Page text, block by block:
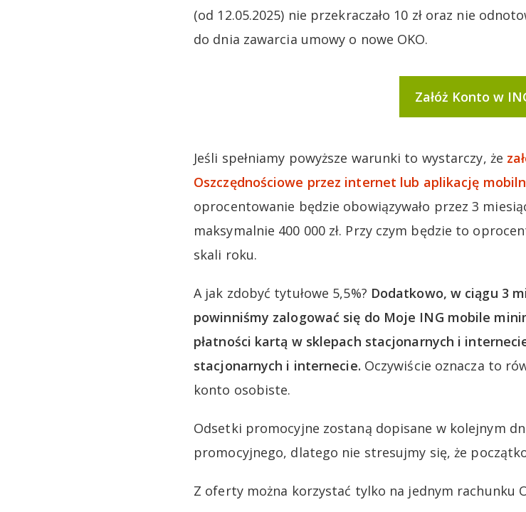
(od 12.05.2025) nie przekraczało 10 zł oraz nie
do dnia zawarcia umowy o nowe OKO.
Załóż Konto w
Jeśli spełniamy powyższe warunki to wystarczy, że
Oszczędnościowe przez internet lub aplikację
oprocentowanie będzie obowiązywało przez 3
maksymalnie 400 000 zł. Przy czym będzie to
skali roku.
A jak zdobyć tytułowe 5,5%? Dodatkowo, w ciągu 3
powinniśmy zalogować się do Moje ING mobile
płatności kartą w sklepach stacjonarnych i
stacjonarnych i internecie. Oczywiście oznacza to
konto osobiste.
Odsetki promocyjne zostaną dopisane w kolejnym
promocyjnego, dlatego nie stresujmy się, że
Z oferty można korzystać tylko na jednym rachunku